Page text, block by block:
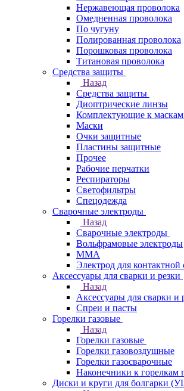
Нержавеющая проволока
Омедненная проволока
По чугуну
Полированная проволока
Порошковая проволока
Титановая проволока
Средства защиты
Назад
Средства защиты
Диоптрические линзы
Комплектующие к
Маски
Очки защитные
Пластины защитные
Прочее
Рабочие перчатки
Респираторы
Светофильтры
Спецодежда
Сварочные электроды
Назад
Сварочные электроды
Вольфрамовые электроды
ММА
Электрод для контактной
Аксессуары для сварки и резки
Назад
Аксессуары для сварки и
Спреи и пасты
Горелки газовые
Назад
Горелки газовые
Горелки газовоздушные
Горелки газосварочные
Наконечники к горелкам
Диски и круги для болгарки